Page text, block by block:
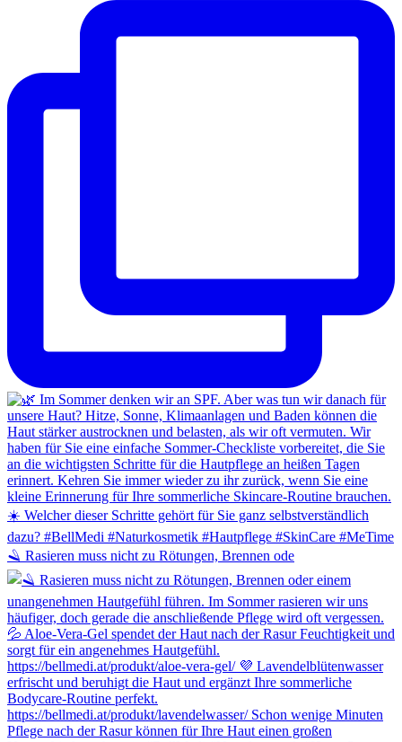
🪒 Rasieren muss nicht zu Rötungen, Brennen ode